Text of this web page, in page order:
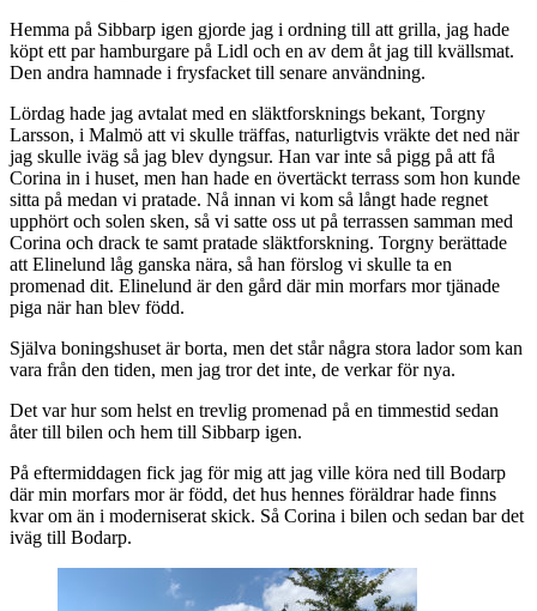
Hemma på Sibbarp igen gjorde jag i ordning till att grilla, jag hade
köpt ett par hamburgare på Lidl och en av dem åt jag till kvällsmat.
Den andra hamnade i frysfacket till senare användning.
Lördag hade jag avtalat med en släktforsknings bekant, Torgny
Larsson, i Malmö att vi skulle träffas, naturligtvis vräkte det ned när
jag skulle iväg så jag blev dyngsur. Han var inte så pigg på att få
Corina in i huset, men han hade en övertäckt terrass som hon kunde
sitta på medan vi pratade. Nå innan vi kom så långt hade regnet
upphört och solen sken, så vi satte oss ut på terrassen samman med
Corina och drack te samt pratade släktforskning. Torgny berättade
att Elinelund låg ganska nära, så han förslog vi skulle ta en
promenad dit. Elinelund är den gård där min morfars mor tjänade
piga när han blev född.
Själva boningshuset är borta, men det står några stora lador som kan
vara från den tiden, men jag tror det inte, de verkar för nya.
Det var hur som helst en trevlig promenad på en timmestid sedan
åter till bilen och hem till Sibbarp igen.
På eftermiddagen fick jag för mig att jag ville köra ned till Bodarp
där min morfars mor är född, det hus hennes föräldrar hade finns
kvar om än i moderniserat skick. Så Corina i bilen och sedan bar det
iväg till Bodarp.